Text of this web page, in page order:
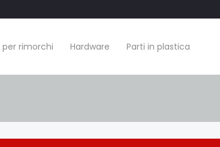
per rimorchi Hardware Parti in plastica